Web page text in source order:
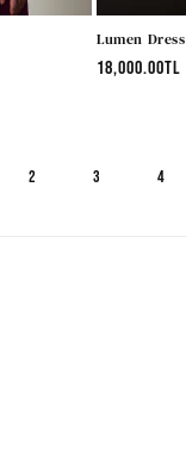
Lumen Dress
Normal
18,000.00TL
2 3 4